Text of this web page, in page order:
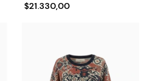
$21.330,00